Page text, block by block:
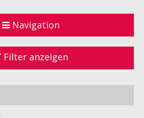
Navigation
Filter anzeigen